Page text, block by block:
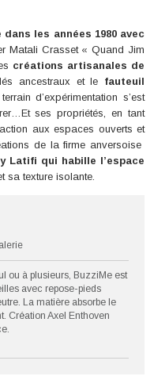
dans les années 1980 avec
Matali Crasset « Quand Jim
créations artisanales de
ancestraux et le fauteuil
d’expérimentation s’est
ses propriétés, en tant
aux espaces ouverts et
de la firme anversoise
Latifi qui habille l’espace
sa texture isolante.
ou à plusieurs, BuzziMe est
avec repose-pieds
La matière absorbe le
Création Axel Enthoven